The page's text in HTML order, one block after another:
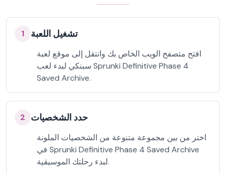
1 تشغيل اللعبة
افتح متصفح الويب الخاص بك وانتقل إلى موقع لعبة
سبنكي لبدء لعب Sprunki Definitive Phase 4
Saved Archive.
2 حدد الشخصيات
اختر من بين مجموعة متنوعة من الشخصيات الملونة
في Sprunki Definitive Phase 4 Saved Archive
لبدء رحلتك الموسيقية.